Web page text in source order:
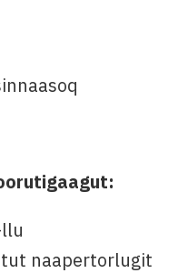
naapertorlugit